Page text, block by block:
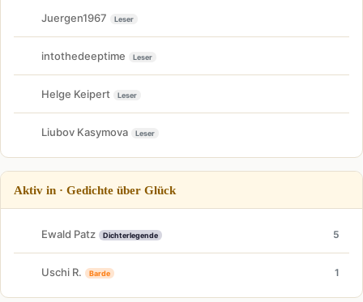
Juergen1967 Leser
intothedeeptime Leser
Helge Keipert Leser
Liubov Kasymova Leser
Aktiv in · Gedichte über Glück
Ewald Patz Dichterlegende 5
Uschi R. Barde 1